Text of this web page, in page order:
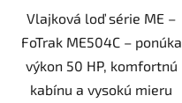
Vlajková loď série ME –
FoTrak ME504C – ponúka
výkon 50 HP, komfortnú
kabínu a vysokú mieru